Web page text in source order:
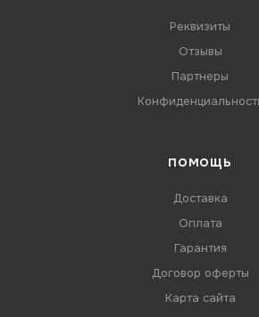
Реквизиты
Отзывы
Партнеры
ПОМОЩЬ
Доставка
Оплата
Гарантия
Договор оферты
Карта сайта